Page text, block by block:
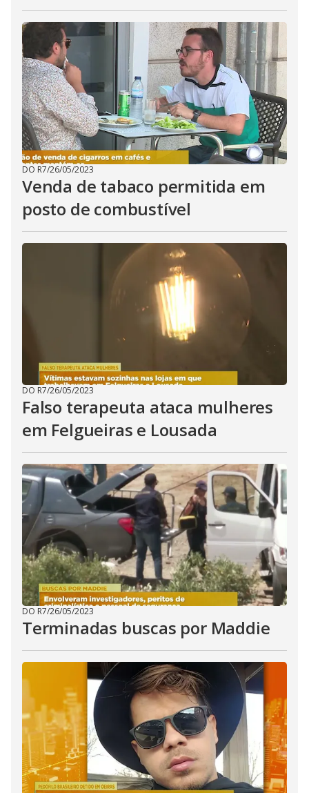
DO R7/26/05/2023
Venda de tabaco permitida em
posto de combustível
DO R7/26/05/2023
Falso terapeuta ataca mulheres
em Felgueiras e Lousada
DO R7/26/05/2023
Terminadas buscas por Maddie